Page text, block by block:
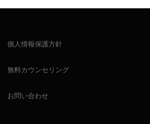
個人情報保護方針
無料カウンセリング
お問い合わせ